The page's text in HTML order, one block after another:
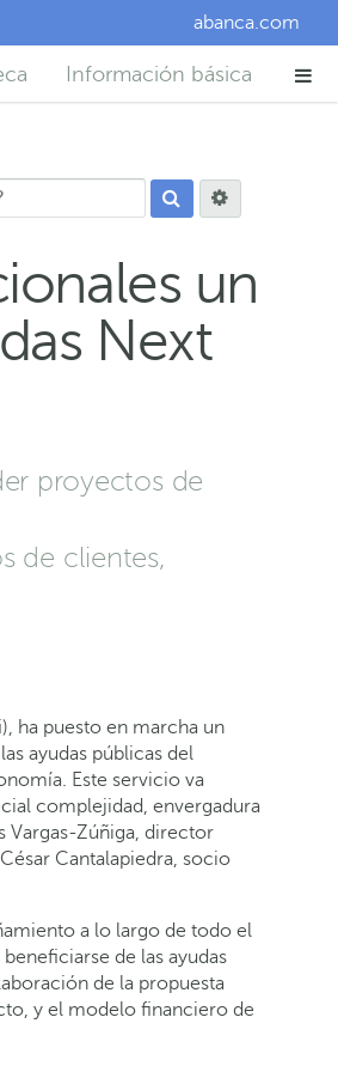
abanca.com
Información básica
un
Next
proyectos de
de clientes,
ha puesto en marcha un
ayudas públicas del
Este servicio va
complejidad, envergadura
Vargas-Zúñiga, director
Cantalapiedra, socio
a lo largo de todo el
de las ayudas
de la propuesta
y el modelo financiero de